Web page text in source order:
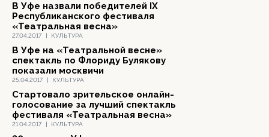
27.04.2017 | КУЛЬТУРА
В Уфе назвали победителей IX
Республиканского фестиваля
«Театральная весна»
25.04.2017 | КУЛЬТУРА
В Уфе на «Театральной весне»
спектакль по Флориду Булякову
показали москвичи
21.04.2017 | КУЛЬТУРА
Стартовало зрительское онлайн-
голосование за лучший спектакль
фестиваля «Театральная весна»